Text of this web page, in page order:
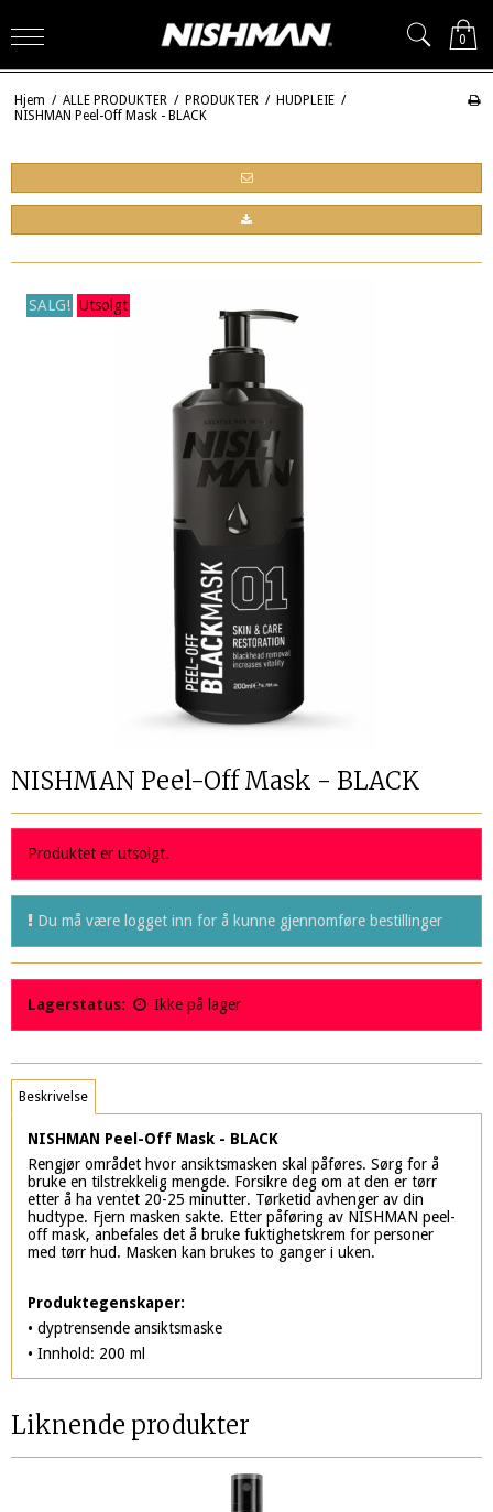
0
Hjem / ALLE PRODUKTER / PRODUKTER / HUDPLEIE /
NISHMAN Peel-Off Mask - BLACK
SALG! Utsolgt
NISHMAN Peel-Off Mask - BLACK
Produktet er utsolgt.
Du må være logget inn for å kunne gjennomføre bestillinger
Lagerstatus: Ikke på lager
Beskrivelse
NISHMAN Peel-Off Mask - BLACK
Rengjør området hvor ansiktsmasken skal påføres. Sørg for å
bruke en tilstrekkelig mengde. Forsikre deg om at den er tørr
etter å ha ventet 20-25 minutter. Tørketid avhenger av din
hudtype. Fjern masken sakte. Etter påføring av NISHMAN peel-
off mask, anbefales det å bruke fuktighetskrem for personer
med tørr hud. Masken kan brukes to ganger i uken.
Produktegenskaper:
• dyptrensende ansiktsmaske
• Innhold: 200 ml
Liknende produkter